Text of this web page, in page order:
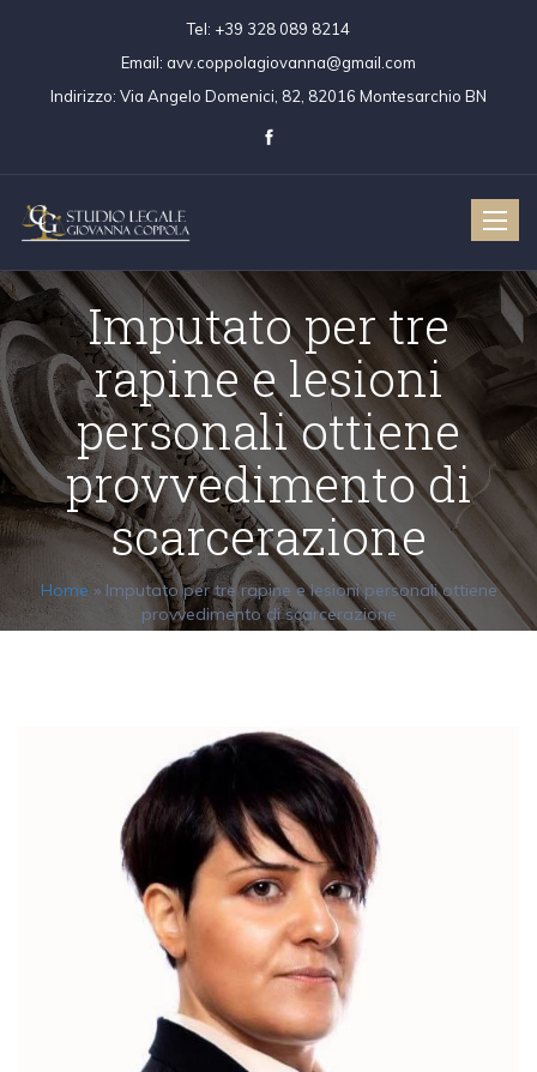
Tel: +39 328 089 8214
Email: avv.coppolagiovanna@gmail.com
Indirizzo: Via Angelo Domenici, 82, 82016 Montesarchio BN
Toggle
Imputato per tre
rapine e lesioni
personali ottiene
provvedimento di
scarcerazione
Home » Imputato per tre rapine e lesioni personali ottiene
provvedimento di scarcerazione